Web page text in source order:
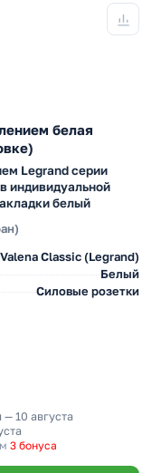
белая
Legrand серии
индивидуальной
белый
Valena Classic (Legrand)
Белый
Силовые розетки
— 10 августа
3 бонуса